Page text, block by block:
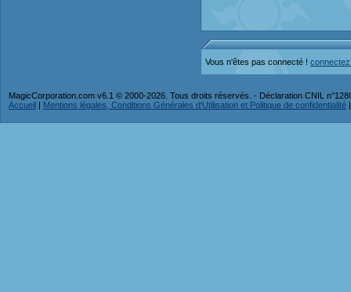
Vous n'êtes pas connecté !
MagicCorporation.com v6.1 © 2000-2026. Tous droits réservés. - Déclaration CNIL
Accueil | Mentions légales, Conditions Générales d'Utilisation et Politique de confidentialité